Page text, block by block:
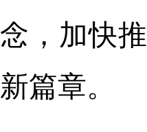
念，加快
新篇章。